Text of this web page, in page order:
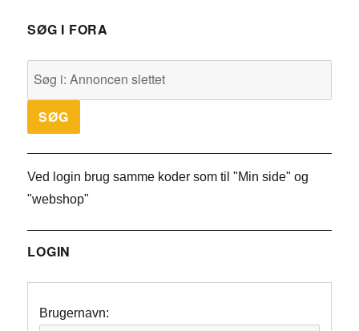
SØG I FORA
Ved login brug samme koder som til "Min side" og
"webshop"
LOGIN
Brugernavn: